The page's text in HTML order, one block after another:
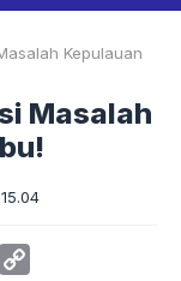
Kepulauan
Masalah
Telegram